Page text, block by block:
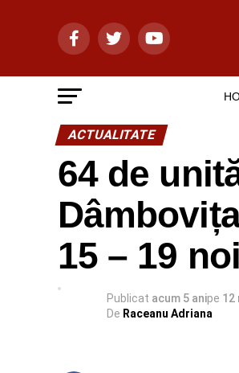
ACTUALITATE
64 de
15 – 19
Publicat acum 5 anipe 12
De Raceanu Adriana